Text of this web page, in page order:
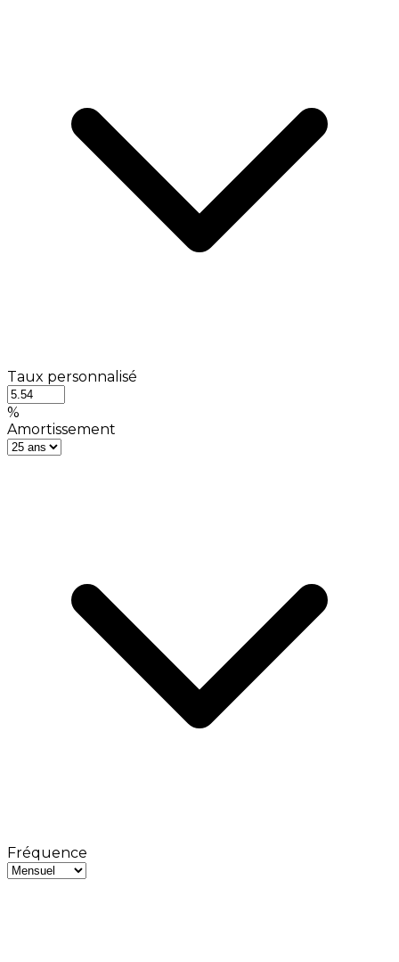
Taux personnalisé
%
Amortissement
Fréquence